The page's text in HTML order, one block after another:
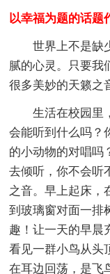
以幸福为题的话题
世界上不是缺
腻的心灵。只要我
很多美妙的天籁之
生活在校园里
会能听到什么吗？
的小动物的对唱吗
去倾听，你不会听
之音。早上起床，
到玻璃窗对面一排
趣！让一天的早晨
看见一群小鸟从头
在耳边回荡，是飞